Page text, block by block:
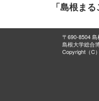
「島根ま
〒690-8504
島根大学総合
Copyright（C